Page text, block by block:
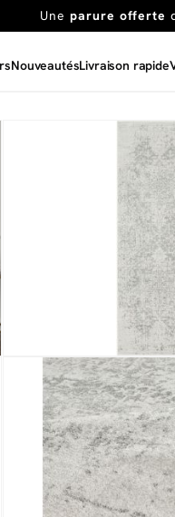
En ce moment,
NouveautésLivraison rapide